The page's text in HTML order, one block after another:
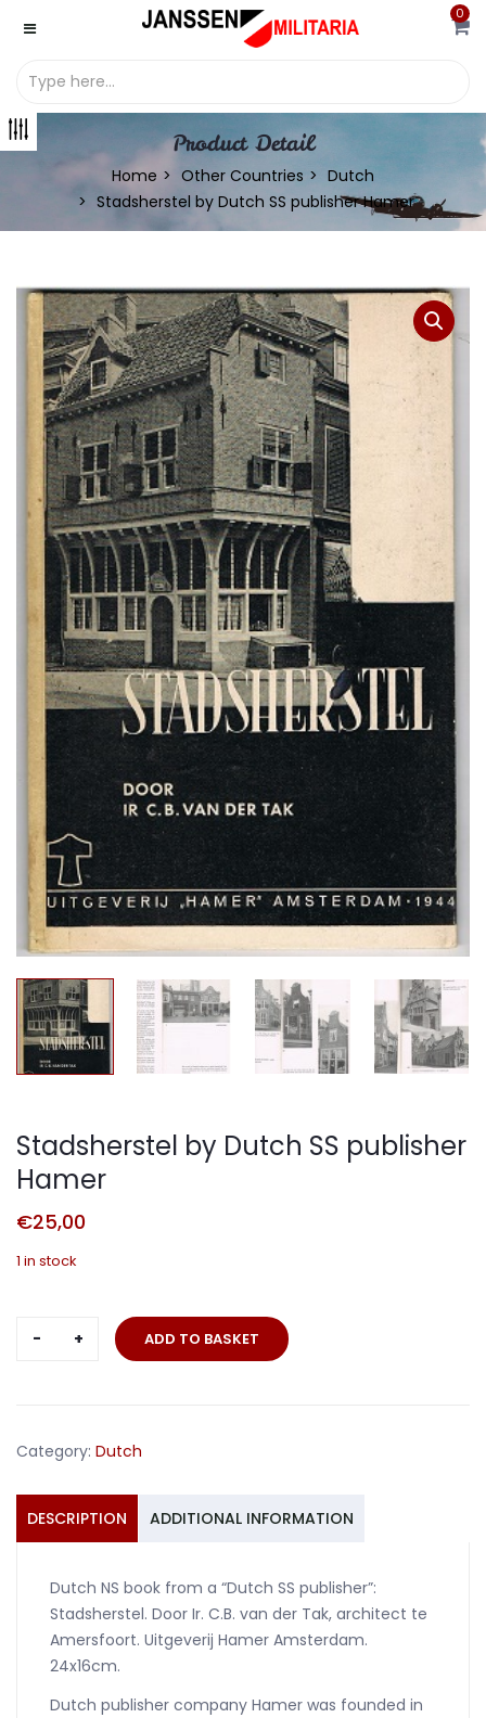
0
Product Detail
Home Other Countries
Dutch
Stadsherstel by Dutch SS publisher Hamer
Stadsherstel by Dutch SS publisher
Hamer
€25,00
1 in stock
Stadsherstel
Hamer
ADD TO BASKET
Category: Dutch
DESCRIPTION ADDITIONAL INFORMATION
Dutch NS book from a “Dutch SS publisher”:
Stadsherstel. Door Ir. C.B. van der Tak, architect te
Amersfoort. Uitgeverij Hamer Amsterdam.
24x16cm.
Dutch publisher company Hamer was founded in